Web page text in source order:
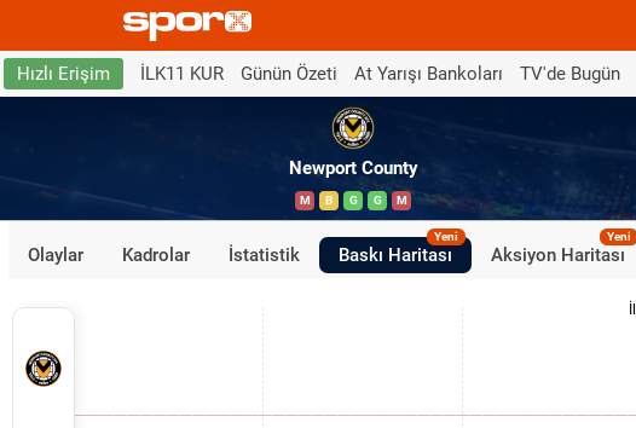
Hızlı Erişim İLK11 KUR Günün Özeti At Yarışı Bankoları TV'de Bugün
Newport County
M B G G M
Olaylar Kadrolar İstatistik Baskı Haritası
Yeni
Aksiyon Haritası
Yeni